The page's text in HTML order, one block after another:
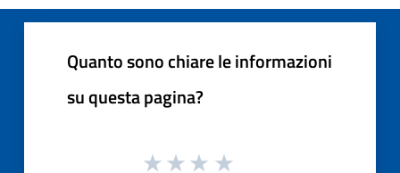
Quanto sono chiare le informazioni
su questa pagina?